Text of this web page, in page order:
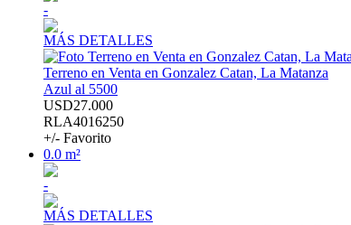
-
MÁS DETALLES
Terreno en Venta en Gonzalez Catan, La Matanza
Azul al 5500
USD27.000
RLA4016250
+/- Favorito
0.0 m²
-
MÁS DETALLES